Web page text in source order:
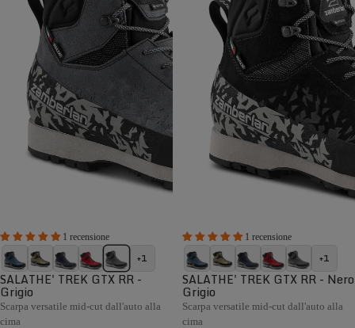
1 recensione
+1
SALATHE' TREK GTX RR -
Grigio
Scarpa versatile mid-cut dall'auto alla
cima
1 recensione
+1
SALATHE' TREK GTX RR - Nero
Grigio
Scarpa versatile mid-cut dall'auto alla
cima